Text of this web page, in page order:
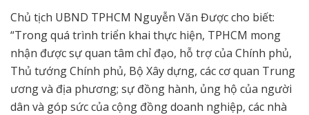
Chủ tịch UBND TPHCM Nguyễn Văn Được cho biết:
“Trong quá trình triển khai thực hiện, TPHCM mong
nhận được sự quan tâm chỉ đạo, hỗ trợ của Chính phủ,
Thủ tướng Chính phủ, Bộ Xây dựng, các cơ quan Trung
ương và địa phương; sự đồng hành, ủng hộ của người
dân và góp sức của cộng đồng doanh nghiệp, các nhà